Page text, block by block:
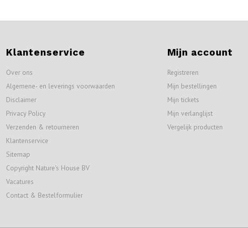
Klantenservice
Over ons
Algemene- en leverings voorwaarden
Disclaimer
Privacy Policy
Verzenden & retourneren
Klantenservice
Sitemap
Copyright Nature's House BV
Vacatures
Contact & Bestelformulier
Mijn account
Registreren
Mijn bestellingen
Mijn tickets
Mijn verlanglijst
Vergelijk producten